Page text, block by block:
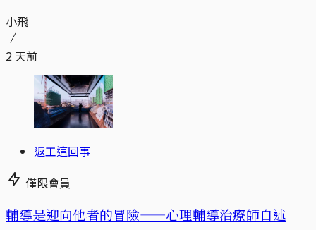
小飛
2 天前
返工這回事
僅限會員
輔導是迎向他者的冒險——心理輔導治療師自述